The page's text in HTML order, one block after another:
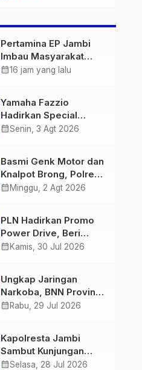
Pertamina EP Jambi
Imbau Masyarakat
Tidak Beraktivitas di
Bersama
calendar_month16 jam yang lalu
Yamaha Fazzio
Hadirkan Special
Edition Sunset Blue,
Semakin Skena
calendar_monthSenin, 3 Agt 2026
Basmi Genk Motor dan
Knalpot Brong, Polres
Tanjab Barat Amankan
calendar_month Minggu, 2 Agt 2026
PLN Hadirkan Promo
Power Drive, Beri
Diskon Tambah Daya
calendar_month Kamis, 30 Jul 2026
Ungkap Jaringan
Narkoba, BNN Provinsi
Jambi dan Bea Cukai
Butir Ekstasi dan 146
Gram Sabu
calendar_month Rabu, 29 Jul 2026
Kapolresta Jambi
Sambut Kunjungan
Ketua dan Pengurus
calendar_monthSelasa, 28 Jul 2026